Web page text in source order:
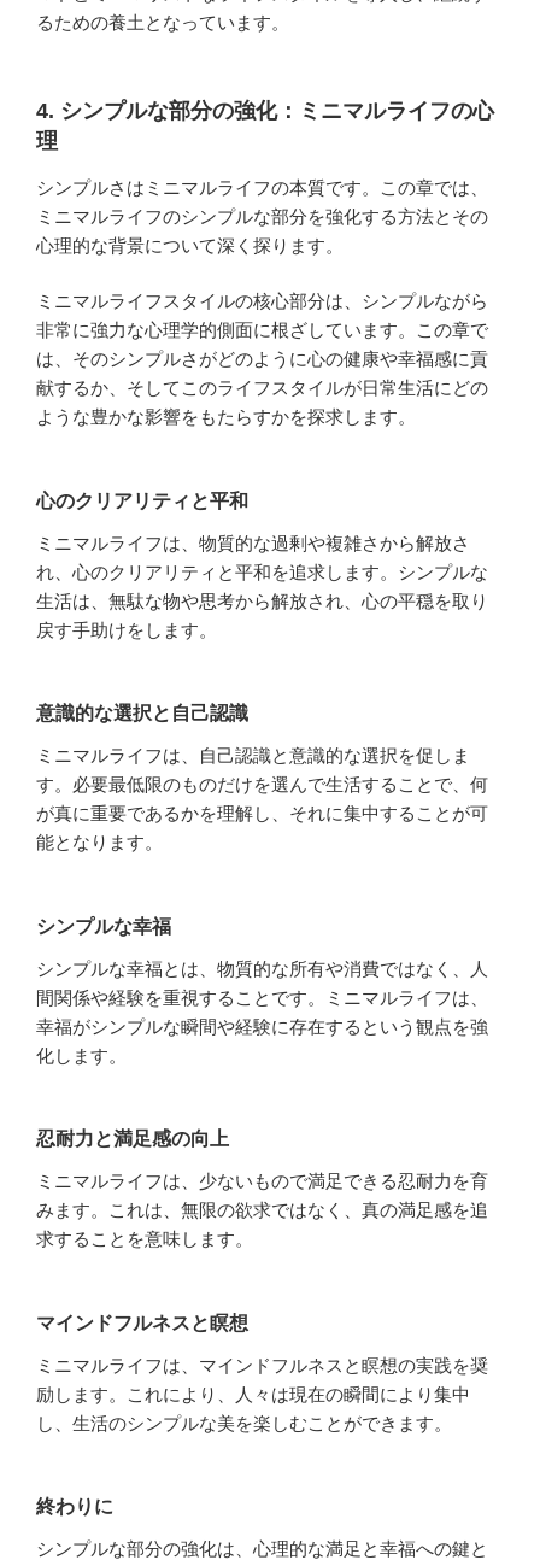
るための養土となっています。
4. シンプルな部分の強化：ミニマルライフの心
理
シンプルさはミニマルライフの本質です。この章では、
ミニマルライフのシンプルな部分を強化する方法とその
心理的な背景について深く探ります。
ミニマルライフスタイルの核心部分は、シンプルながら
非常に強力な心理学的側面に根ざしています。この章で
は、そのシンプルさがどのように心の健康や幸福感に貢
献するか、そしてこのライフスタイルが日常生活にどの
ような豊かな影響をもたらすかを探求します。
心のクリアリティと平和
ミニマルライフは、物質的な過剰や複雑さから解放さ
れ、心のクリアリティと平和を追求します。シンプルな
生活は、無駄な物や思考から解放され、心の平穏を取り
戻す手助けをします。
意識的な選択と自己認識
ミニマルライフは、自己認識と意識的な選択を促しま
す。必要最低限のものだけを選んで生活することで、何
が真に重要であるかを理解し、それに集中することが可
能となります。
シンプルな幸福
シンプルな幸福とは、物質的な所有や消費ではなく、人
間関係や経験を重視することです。ミニマルライフは、
幸福がシンプルな瞬間や経験に存在するという観点を強
化します。
忍耐力と満足感の向上
ミニマルライフは、少ないもので満足できる忍耐力を育
みます。これは、無限の欲求ではなく、真の満足感を追
求することを意味します。
マインドフルネスと瞑想
ミニマルライフは、マインドフルネスと瞑想の実践を奨
励します。これにより、人々は現在の瞬間により集中
し、生活のシンプルな美を楽しむことができます。
終わりに
シンプルな部分の強化は、心理的な満足と幸福への鍵と